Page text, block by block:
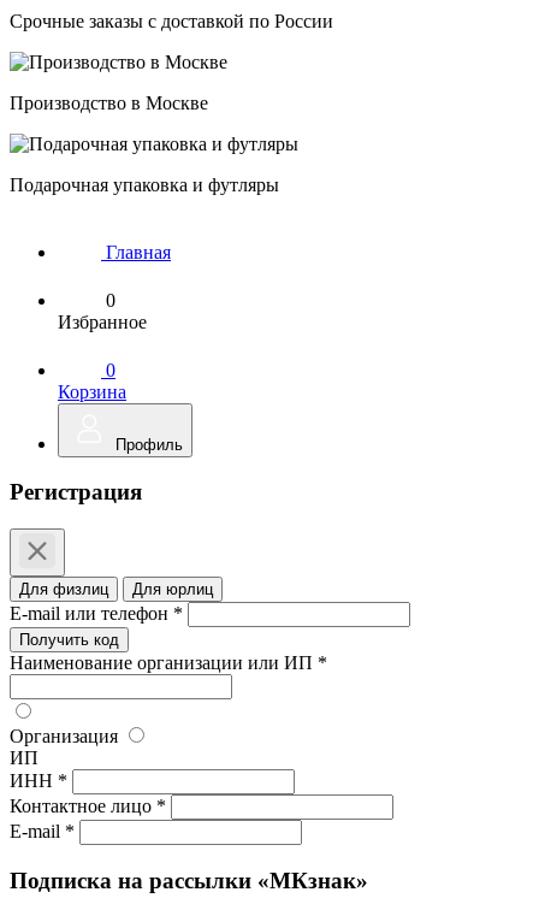
Срочные заказы с доставкой по России
Производство в Москве
Подарочная упаковка и футляры
Главная
0
Избранное
0
Корзина
Профиль
Регистрация
Для физлиц Для юрлиц
E-mail или телефон *
Получить код
Наименование организации или ИП *
Организация
ИП
ИНН *
Контактное лицо *
E-mail *
Подписка на рассылки «МКзнак»